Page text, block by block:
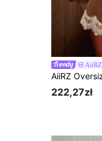
AiiRZ
222,27zł